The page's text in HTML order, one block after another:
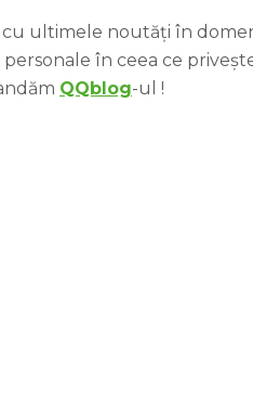
ultimele noutăți în
în ceea ce
QQblog-ul !